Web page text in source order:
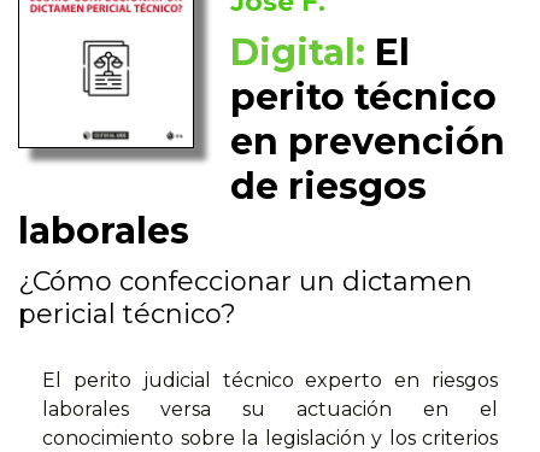
Digital: El
perito técnico
en prevención
de riesgos
laborales
¿Cómo confeccionar un dictamen
pericial técnico?
El perito judicial técnico experto en riesgos
laborales versa su actuación en el
conocimiento sobre la legislación y los criterios